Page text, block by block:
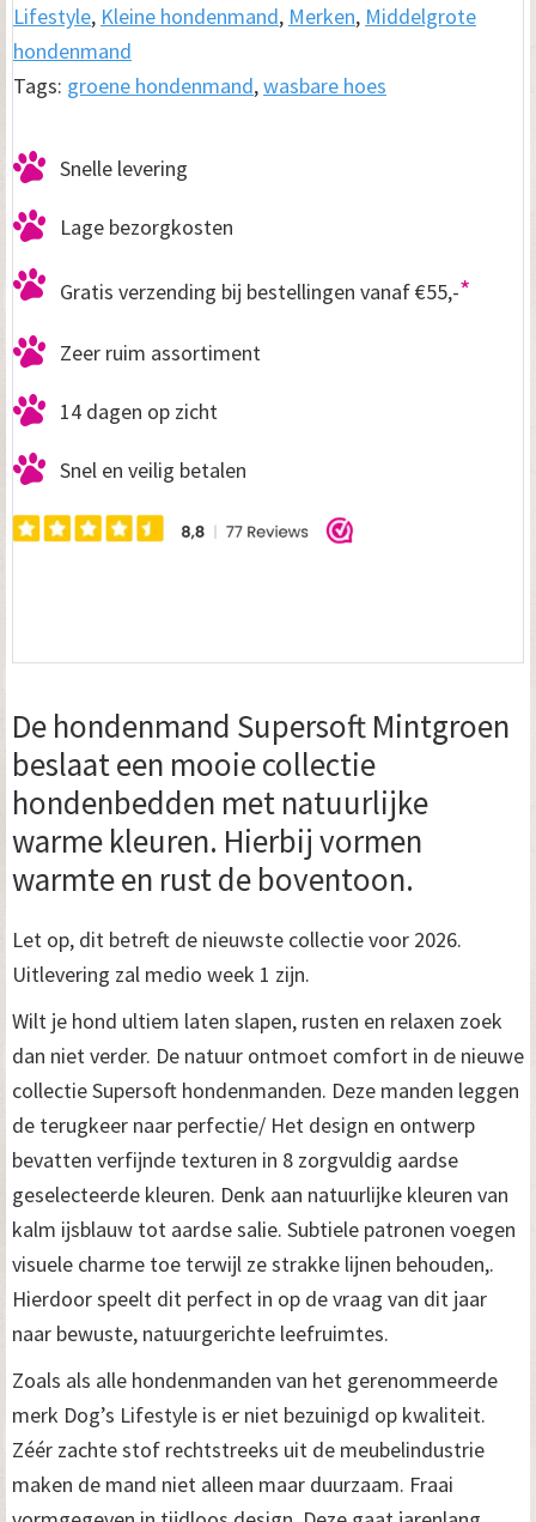
Lifestyle, Kleine hondenmand, Merken, Middelgrote
hondenmand
Tags: groene hondenmand,wasbare hoes
Snelle levering
Lage bezorgkosten
Gratis verzending bij bestellingen vanaf €55,-*
Zeer ruim assortiment
14 dagen op zicht
Snel en veilig betalen
De hondenmand Supersoft Mintgroen
beslaat een mooie collectie
hondenbedden met natuurlijke
warme kleuren. Hierbij vormen
warmte en rust de boventoon.
Let op, dit betreft de nieuwste collectie voor 2026.
Uitlevering zal medio week 1 zijn.
Wilt je hond ultiem laten slapen, rusten en relaxen zoek
dan niet verder. De natuur ontmoet comfort in de nieuwe
collectie Supersoft hondenmanden. Deze manden leggen
de terugkeer naar perfectie/ Het design en ontwerp
bevatten verfijnde texturen in 8 zorgvuldig aardse
geselecteerde kleuren. Denk aan natuurlijke kleuren van
kalm ijsblauw tot aardse salie. Subtiele patronen voegen
visuele charme toe terwijl ze strakke lijnen behouden,.
Hierdoor speelt dit perfect in op de vraag van dit jaar
naar bewuste, natuurgerichte leefruimtes.
Zoals als alle hondenmanden van het gerenommeerde
merk Dog’s Lifestyle is er niet bezuinigd op kwaliteit.
Zéér zachte stof rechtstreeks uit de meubelindustrie
maken de mand niet alleen maar duurzaam. Fraai